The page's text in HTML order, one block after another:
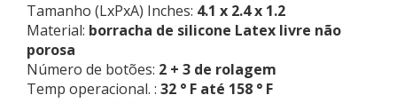
Tamanho (LxPxA) Inches: 4.1 x 2.4 x 1.2
Material: borracha de silicone Latex livre não
porosa
Número de botões: 2 + 3 de rolagem
Temp operacional. : 32 ° F até 158 ° F